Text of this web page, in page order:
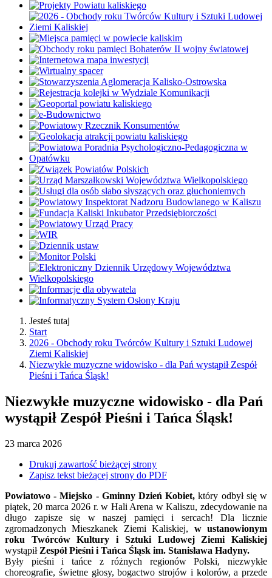
Jesteś tutaj
Start
2026 - Obchody roku Twórców Kultury i Sztuki Ludowej
Ziemi Kaliskiej
Niezwykłe muzyczne widowisko - dla Pań wystąpił Zespół
Pieśni i Tańca Śląsk!
Niezwykłe muzyczne widowisko - dla Pań
wystąpił Zespół Pieśni i Tańca Śląsk!
23 marca 2026
Drukuj zawartość bieżącej strony
Zapisz tekst bieżącej strony do PDF
Powiatowo - Miejsko - Gminny Dzień Kobiet, który odbył się w
piątek, 20 marca 2026 r. w Hali Arena w Kaliszu, zdecydowanie na
długo zapisze się w naszej pamięci i sercach! Dla licznie
zgromadzonych Mieszkanek Ziemi Kaliskiej, w ustanowionym
roku Twórców Kultury i Sztuki Ludowej Ziemi Kaliskiej
wystąpił Zespół Pieśni i Tańca Śląsk im. Stanisława Hadyny.
Były pieśni i tańce z różnych regionów Polski, niezwykłe
choreografie, świetne głosy, bogactwo strojów i kolorów, a przede